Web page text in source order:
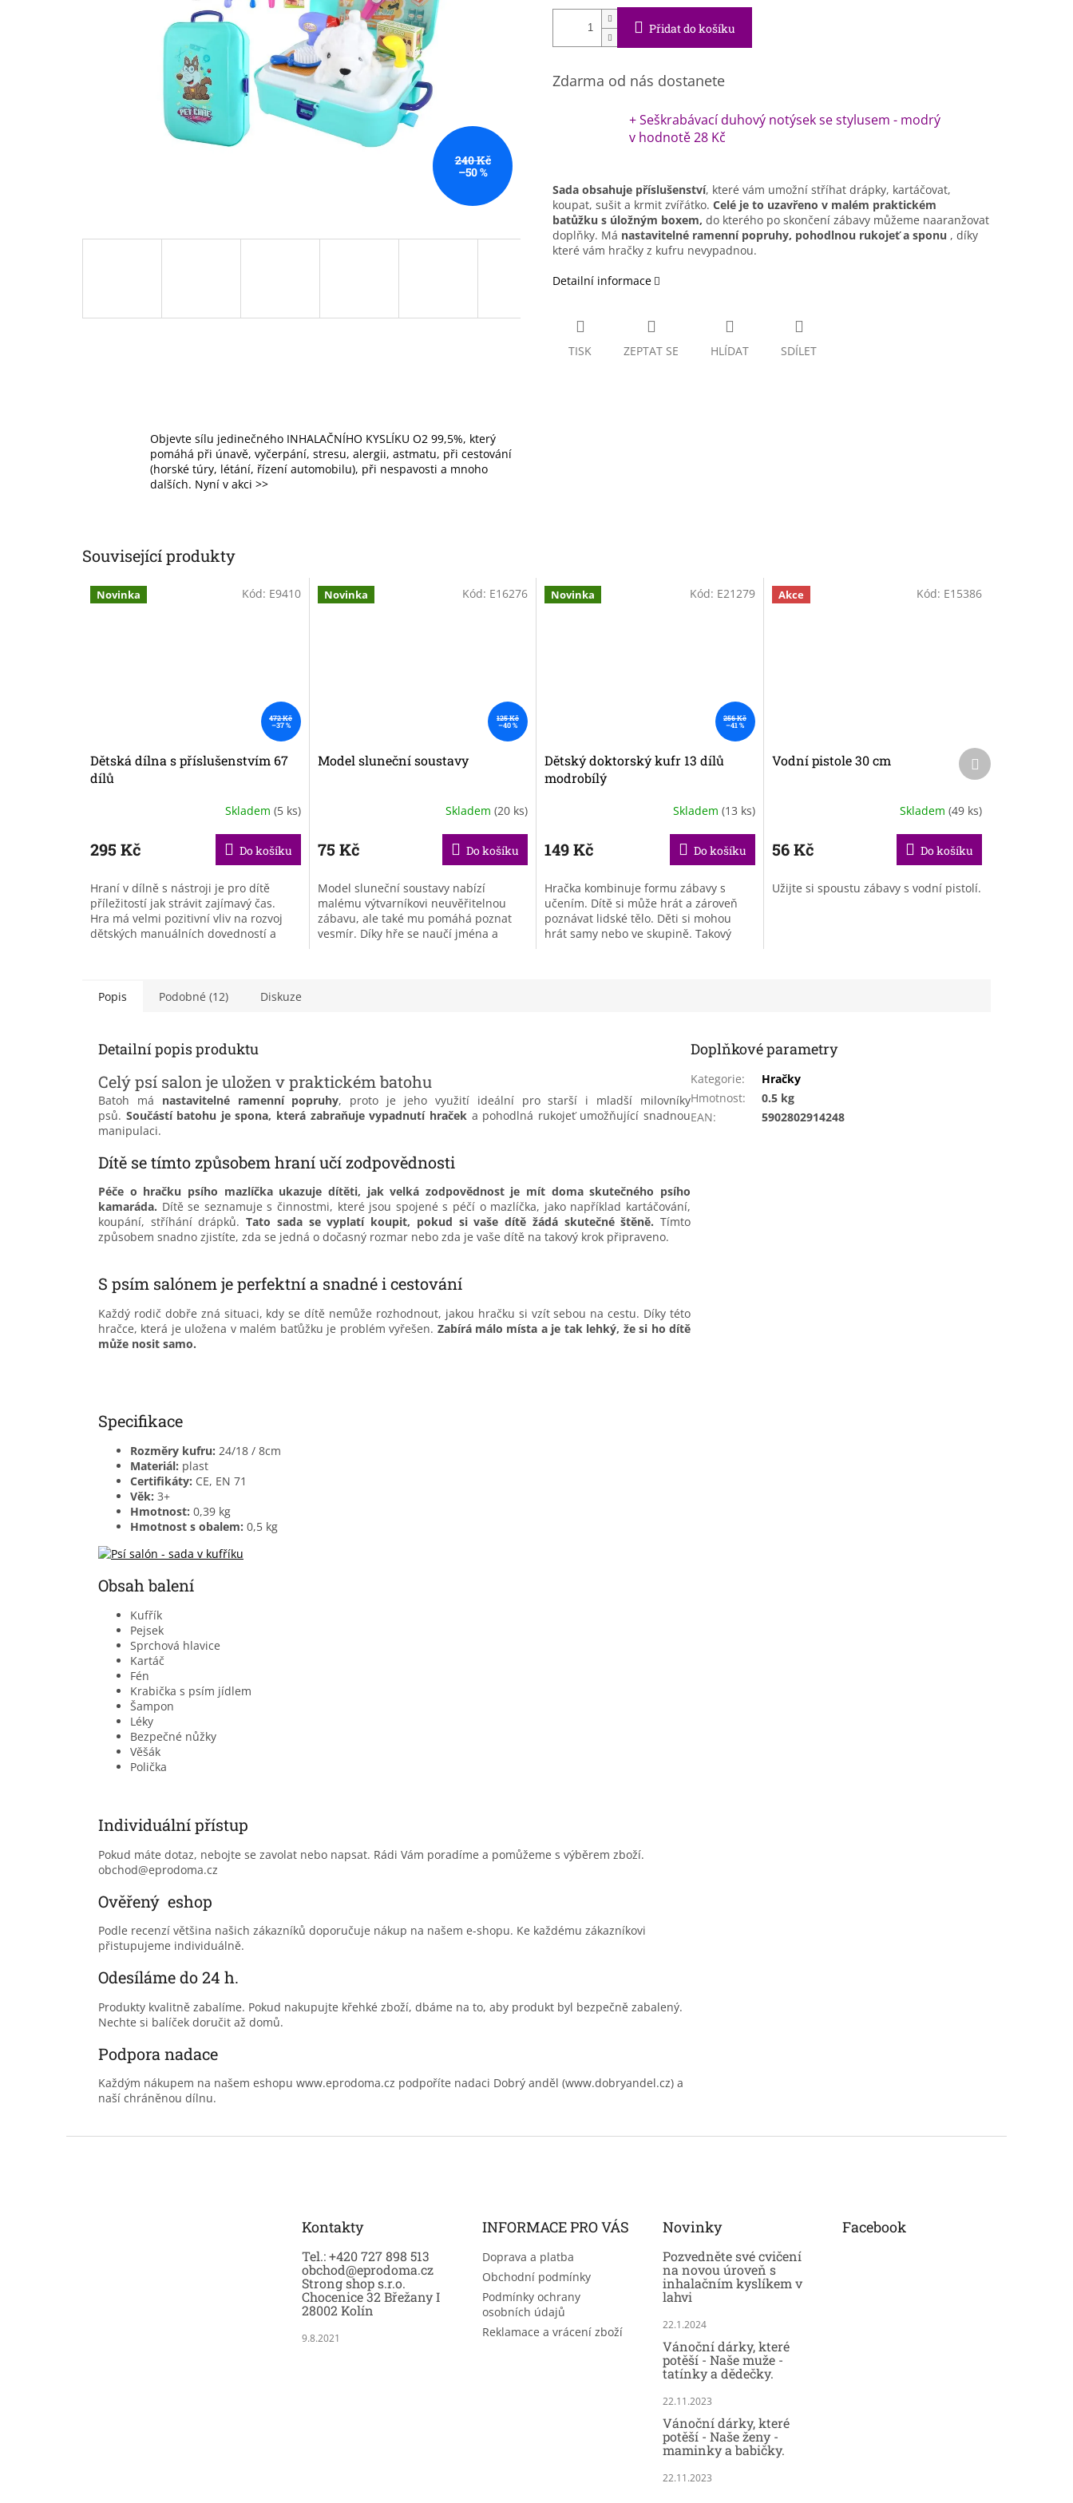
240 Kč
–50 %
Přidat do košíku
Zdarma od nás dostanete
+ Seškrabávací duhový notýsek se stylusem - modrý
v hodnotě 28 Kč
Sada obsahuje příslušenství, které vám umožní stříhat drápky, kartáčovat,
koupat, sušit a krmit zvířátko. Celé je to uzavřeno v malém praktickém
batůžku s úložným boxem, do kterého po skončení zábavy můžeme naaranžovat
doplňky. Má nastavitelné ramenní popruhy, pohodlnou rukojeť a sponu , díky
které vám hračky z kufru nevypadnou.
Detailní informace
TISK ZEPTAT SE HLÍDAT SDÍLET
Objevte sílu jedinečného INHALAČNÍHO KYSLÍKU O2 99,5%, který
pomáhá při únavě, vyčerpání, stresu, alergii, astmatu, při cestování
(horské túry, létání, řízení automobilu), při nespavosti a mnoho
dalších. Nyní v akci >>
Související produkty
Novinka
472 Kč
–37 %
Dětská dílna s příslušenstvím 67
dílů
Skladem (5 ks)
295 Kč Do košíku
Hraní v dílně s nástroji je pro dítě
příležitostí jak strávit zajímavý čas.
Hra má velmi pozitivní vliv na rozvoj
dětských manuálních dovedností a
Kód: E9410 Novinka
125 Kč
–40 %
Model sluneční soustavy
Skladem (20 ks)
75 Kč Do košíku
Model sluneční soustavy nabízí
malému výtvarníkovi neuvěřitelnou
zábavu, ale také mu pomáhá poznat
vesmír. Díky hře se naučí jména a
Kód: E16276 Novinka
256 Kč
–41 %
Dětský doktorský kufr 13 dílů
modrobílý
produktu
je
z
5
hvězdiček.
Skladem (13 ks)
149 Kč Do košíku
Hračka kombinuje formu zábavy s
učením. Dítě si může hrát a zároveň
poznávat lidské tělo. Děti si mohou
hrát samy nebo ve skupině. Takový
Kód: E21279 Akce
Vodní pistole 30 cm
Skladem (49 ks)
56 Kč Do košíku
Užijte si spoustu zábavy s vodní pistolí.
Kód: E15386
Další
produkt
Popis Podobné (12) Diskuze
Detailní popis produktu
Celý psí salon je uložen v praktickém batohu
Batoh má nastavitelné ramenní popruhy, proto je jeho využití ideální pro starší i mladší milovníky
psů. Součástí batohu je spona, která zabraňuje vypadnutí hračeka pohodlná rukojeť umožňující snadnou
manipulaci.
Dítě se tímto způsobem hraní učí zodpovědnosti
Péče o hračku psího mazlíčka ukazuje dítěti, jak velká zodpovědnost je mít doma skutečného psího
kamaráda. Dítě se seznamuje s činnostmi, které jsou spojené s péčí o mazlíčka, jako například kartáčování,
koupání, stříhání drápků.Tato sada se vyplatí koupit, pokud si vaše dítě žádá skutečné štěně. Tímto
způsobem snadno zjistíte, zda se jedná o dočasný rozmar nebo zda je vaše dítě na takový krok připraveno.
S psím salónem je perfektní a snadné i cestování
Každý rodič dobře zná situaci, kdy se dítě nemůže rozhodnout, jakou hračku si vzít sebou na cestu. Díky této
hračce, která je uložena v malém baťůžku je problém vyřešen. Zabírá málo místa a je tak lehký, že si ho dítě
může nosit samo.
Specifikace
Rozměry kufru: 24/18 / 8cm
Materiál: plast
Certifikáty: CE, EN 71
Věk: 3+
Hmotnost: 0,39 kg
Hmotnost s obalem: 0,5 kg
Obsah balení
Kufřík
Pejsek
Sprchová hlavice
Kartáč
Fén
Krabička s psím jídlem
Šampon
Léky
Bezpečné nůžky
Věšák
Polička
Individuální přístup
Pokud máte dotaz, nebojte se zavolat nebo napsat. Rádi Vám poradíme a pomůžeme s výběrem zboží.
obchod@eprodoma.cz
Ověřený eshop
Podle recenzí většina našich zákazníků doporučuje nákup na našem e-shopu. Ke každému zákazníkovi
přistupujeme individuálně.
Odesíláme do 24 h.
Produkty kvalitně zabalíme. Pokud nakupujte křehké zboží, dbáme na to, aby produkt byl bezpečně zabalený.
Nechte si balíček doručit až domů.
Podpora nadace
Každým nákupem na našem eshopu www.eprodoma.cz podpoříte nadaci Dobrý anděl (www.dobryandel.cz) a
naší chráněnou dílnu.
Doplňkové parametry
Kategorie:
Hračky
Hmotnost:
0.5 kg
EAN: 5902802914248
Kontakty
Tel.: +420 727 898 513
obchod@eprodoma.cz
Strong shop s.r.o.
Chocenice 32 Břežany I
28002 Kolín
9.8.2021
INFORMACE PRO VÁS
Doprava a platba
Obchodní podmínky
Podmínky ochrany
osobních údajů
Reklamace a vrácení zboží
Novinky
Pozvedněte své cvičení
na novou úroveň s
inhalačním kyslíkem v
lahvi
22.1.2024
Vánoční dárky, které
potěší - Naše muže -
tatínky a dědečky.
22.11.2023
Vánoční dárky, které
potěší - Naše ženy -
maminky a babičky.
22.11.2023
Facebook